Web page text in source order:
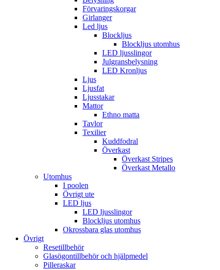
Förvaringskorgar
Girlanger
Led ljus
Blockljus
Blockljus utomhus
LED ljusslingor
Julgransbelysning
LED Kronljus
Ljus
Ljusfat
Ljusstakar
Mattor
Ethno matta
Tavlor
Texilier
Kuddfodral
Överkast
Överkast Stripes
Överkast Metallo
Utomhus
I poolen
Övrigt ute
LED ljus
LED ljusslingor
Blockljus utomhus
Okrossbara glas utomhus
Övrigt
Resetillbehör
Glasögontillbehör och hjälpmedel
Pilleraskar